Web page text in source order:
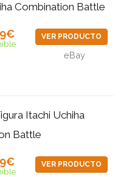
Combination Battle
VER PRODUCTO
eBay
Itachi Uchiha
Battle
VER PRODUCTO